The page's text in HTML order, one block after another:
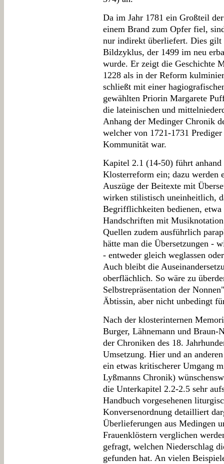
Da im Jahr 1781 ein Großteil
einem Brand zum Opfer fiel,
nur indirekt überliefert. Dies gilt
Bildzyklus, der 1499 im neu
wurde. Er zeigt die Geschichte
1228 als in der Reform
schließt mit einer
gewählten Priorin Margarete
die lateinischen und
Anhang der Medinger Chronik
welcher von 1721-1731
Kommunität war.
Kapitel 2.1 (14-50) führt
Klosterreform ein; dazu werden
Auszüge der Beitexte mit
wirken stilistisch uneinheitlich,
Begrifflichkeiten bedienen,
Handschriften mit
Quellen zudem ausführlich
hätte man die Übersetzungen -
- entweder gleich weglassen
Auch bleibt die
oberflächlich. So wäre zu
Selbstrepräsentation der
Äbtissin, aber nicht unbedingt
Nach der klosterinternen
Burger, Lähnemann und Braun-
der Chroniken des 18.
Umsetzung. Hier und an
ein etwas kritischerer Umgang
Lyßmanns Chronik)
die Unterkapitel 2.2-2.5 sehr
Handbuch vorgesehenen
Konversenordnung detailliert
Überlieferungen aus Medingen
Frauenklöstern verglichen
gefragt, welchen Niederschlag
gefunden hat. An vielen